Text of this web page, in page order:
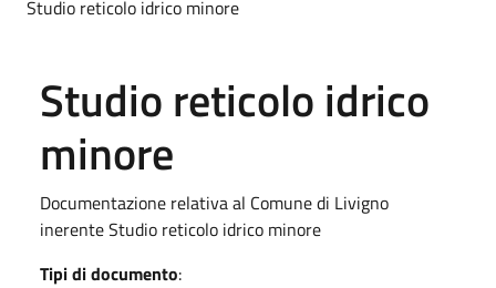
Studio reticolo idrico minore
Studio reticolo idrico
minore
Documentazione relativa al Comune di Livigno
inerente Studio reticolo idrico minore
Tipi di documento: